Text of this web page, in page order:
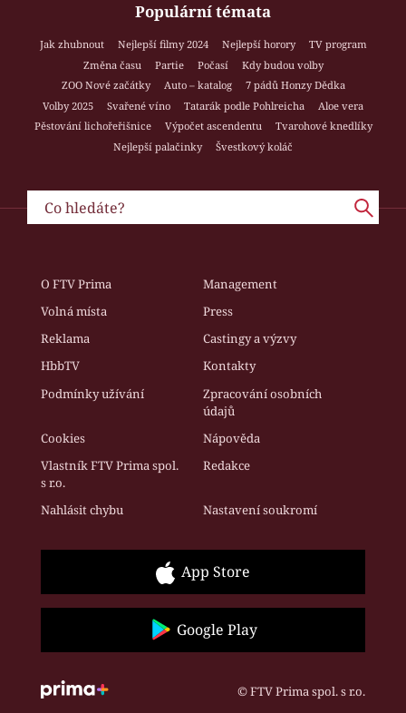
Populární témata
Jak zhubnout Nejlepší filmy 2024 Nejlepší horory
TV program
Změna času
Partie Počasí
Kdy budou volby
ZOO Nové začátky
Auto – katalog
7 pádů Honzy Dědka
Volby 2025
Svařené víno Tatarák podle Pohlreicha
Aloe vera
Pěstování lichořeřišnice
Výpočet ascendentu
Tvarohové knedlíky
Nejlepší palačinky
Švestkový koláč
O FTV Prima
Management
Volná místa
Press
Reklama
Castingy a výzvy
HbbTV
Kontakty
Podmínky užívání
Zpracování osobních
údajů
Cookies
Nápověda
Vlastník FTV Prima spol.
s r.o.
Redakce
Nahlásit chybu Nastavení soukromí
App Store
Google Play
© FTV Prima spol. s r.o.